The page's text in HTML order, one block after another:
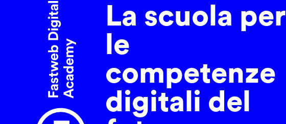
La scuola per
le
competenze
digitali del